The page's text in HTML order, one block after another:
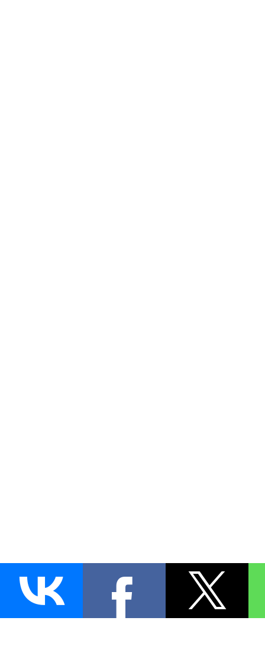
AUTO BLOKIRATOR
+7 (495) 255-04-60 ПОИСК ЗАМКА УСТАНОВКА